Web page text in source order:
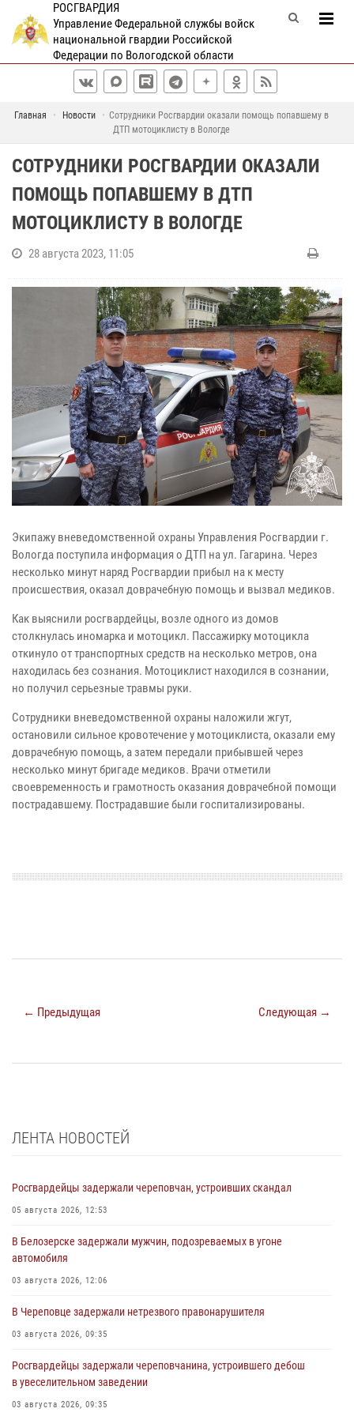
РОСГВАРДИЯ
Управление Федеральной службы войск
национальной гвардии Российской
Федерации по Вологодской области
Главная Новости
Сотрудники Росгвардии оказали помощь попавшему в
ДТП мотоциклисту в Вологде
СОТРУДНИКИ РОСГВАРДИИ ОКАЗАЛИ
ПОМОЩЬ ПОПАВШЕМУ В ДТП
МОТОЦИКЛИСТУ В ВОЛОГДЕ
28 августа 2023, 11:05
Экипажу вневедомственной охраны Управления Росгвардии г.
Вологда поступила информация о ДТП на ул. Гагарина. Через
несколько минут наряд Росгвардии прибыл на к месту
происшествия, оказал доврачебную помощь и вызвал медиков.
Как выяснили росгвардейцы, возле одного из домов
столкнулась иномарка и мотоцикл. Пассажирку мотоцикла
откинуло от транспортных средств на несколько метров, она
находилась без сознания. Мотоциклист находился в сознании,
но получил серьезные травмы руки.
Сотрудники вневедомственной охраны наложили жгут,
остановили сильное кровотечение у мотоциклиста, оказали ему
доврачебную помощь, а затем передали прибывшей через
несколько минут бригаде медиков. Врачи отметили
своевременность и грамотность оказания доврачебной помощи
пострадавшему. Пострадавшие были госпитализированы.
← Предыдущая Следующая →
ЛЕНТА НОВОСТЕЙ
Росгвардейцы задержали череповчан, устроивших скандал
05 августа 2026, 12:53
В Белозерске задержали мужчин, подозреваемых в угоне
автомобиля
03 августа 2026, 12:06
В Череповце задержали нетрезвого правонарушителя
03 августа 2026, 09:35
Росгвардейцы задержали череповчанина, устроившего дебош
в увеселительном заведении
03 августа 2026, 09:35